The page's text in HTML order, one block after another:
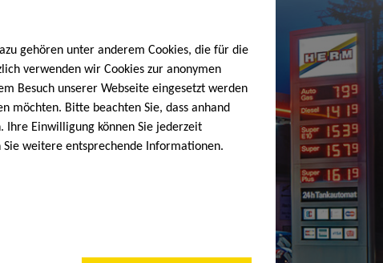
gehören unter anderem Cookies, die für die
verwenden wir Cookies zur anonymen
Besuch unserer Webseite eingesetzt werden
möchten. Bitte beachten Sie, dass anhand
Ihre Einwilligung können Sie jederzeit
Sie weitere entsprechende Informationen.